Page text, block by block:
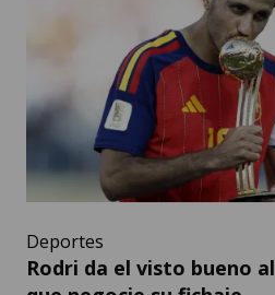
Deportes
Rodri da el visto bueno